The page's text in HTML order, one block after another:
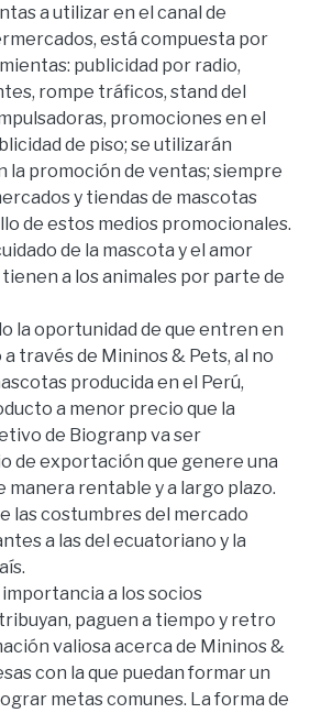
a utilizar en el canal de
está compuesta por
publicidad por radio,
rompe tráficos, stand del
promociones en el
de piso; se utilizarán
la promoción de ventas; siempre
y tiendas de mascotas
de estos medios promocionales.
de la mascota y el amor
a los animales por parte de
la oportunidad de que entren en
través de Mininos & Pets, al no
producida en el Perú,
a menor precio que la
de Biogranp va ser
de exportación que genere una
manera rentable y a largo plazo.
las costumbres del mercado
a las del ecuatoriano y la
a los socios
paguen a tiempo y retro
valiosa acerca de Mininos &
con la que puedan formar un
metas comunes. La forma de